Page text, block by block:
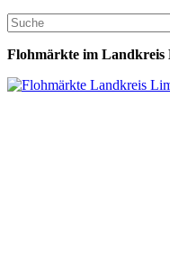
Flohmärkte im